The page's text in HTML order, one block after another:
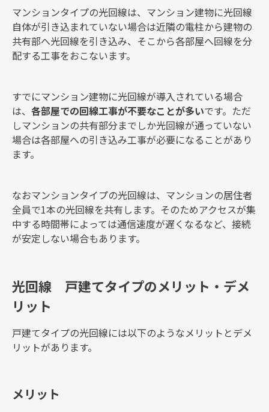
マンションタイプの光回線は、マンション建物に光回線
自体が引き込まれていない場合は近隣の電柱から建物の
共有部へ光回線を引き込み、そこから各部屋へ回線を分
配する工事をおこないます。
すでにマンション建物に光回線が導入されている場合
は、 各部屋での回線工事が不要なことが多いです。ただ
しマンションの共有部分までしか光回線が通っていない
場合は各部屋への引き込み工事が必要になることがあり
ます。
なおマンションタイプの光回線は、マンションの居住者
全員で1本の光回線を共有します。そのためアクセスが集
中する時間帯によっては通信速度が遅くなるなど、接続
が安定しない場合もあります。
光回線 戸建てタイプのメリット・デメ
リット
戸建てタイプの光回線には以下のようなメリットとデメ
リットがあります。
メリット